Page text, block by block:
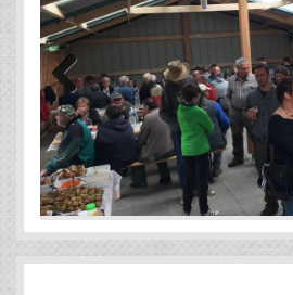
Previous